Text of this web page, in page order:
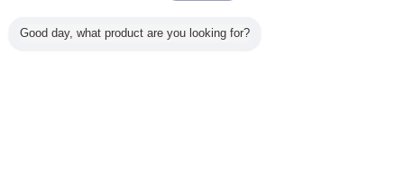
Wszystkie produkty
Good day, what product are you looking for?